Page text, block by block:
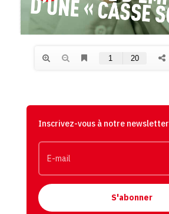
Inscrivez-vous à notre newsletter
S'abonner